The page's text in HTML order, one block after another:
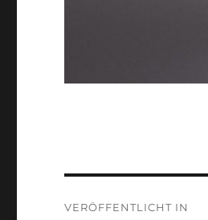
VERÖFFENTLICHT IN